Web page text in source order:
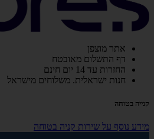
אתר מוצפן
דף התשלום מאובטח
החזרות עד 14 יום חינם
חנות ישראלית. משלוחים מישראל
קנייה בטוחה
מידע נוסף על שירות קניה בטוחה